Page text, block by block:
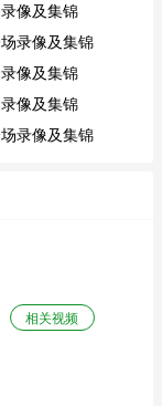
像及集锦
录像及集锦
像及集锦
像及集锦
录像及集锦
相关视频